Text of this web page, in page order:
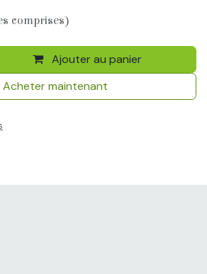
comprises)
Ajouter au panier
Acheter maintenant